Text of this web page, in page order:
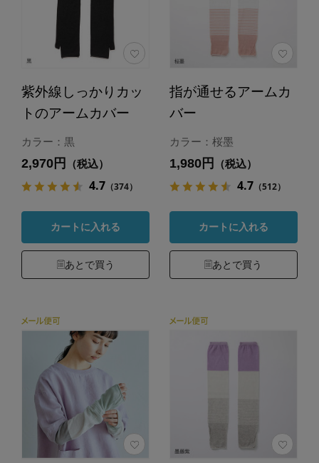
紫外線しっかりカッ
トのアームカバー
カラー：黒
2,970円 （税込）
4.7（374）
カートに入れる
あとで買う
指が通せるアームカ
バー
カラー：桜墨
1,980円 （税込）
4.7（512）
カートに入れる
あとで買う